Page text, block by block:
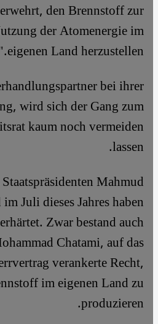
den Brennstoff zur
der Atomenergie im
eigenen Land herzustellen."
bei ihrer
wird sich der Gang zum
kaum noch vermeiden
lassen.
Mahmud
Juli dieses Jahres haben
Zwar bestand auch
Chatami, auf das
verankerte Recht,
im eigenen Land zu
produzieren.